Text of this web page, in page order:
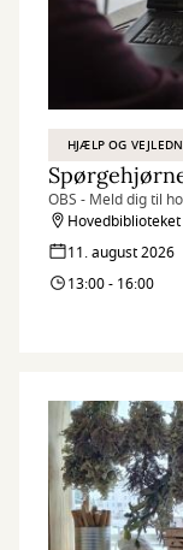
HJÆLP OG
OBS - Meld dig til
Hovedbiblioteket
11. august 2026
13:00 - 16:00